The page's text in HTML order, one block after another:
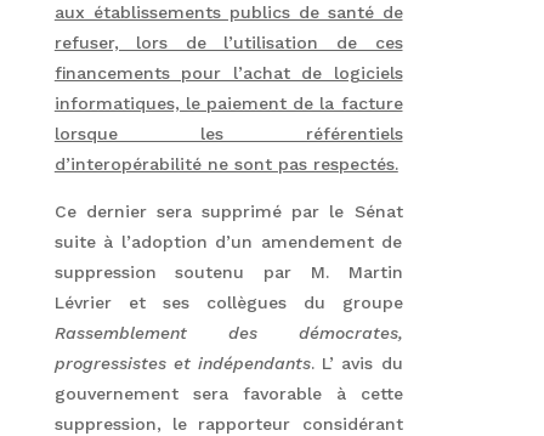
aux établissements publics de santé de
refuser, lors de l’utilisation de ces
financements pour l’achat de logiciels
informatiques, le paiement de la facture
lorsque les référentiels
d’interopérabilité ne sont pas respectés.
Ce dernier sera supprimé par le Sénat
suite à l’adoption d’un amendement de
suppression soutenu par M. Martin
Lévrier et ses collègues du groupe
Rassemblement des démocrates,
progressistes et indépendants. L’ avis du
gouvernement sera favorable à cette
suppression, le rapporteur considérant